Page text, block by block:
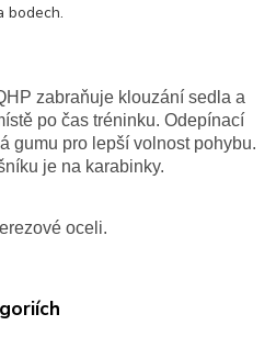
bodech.
zabraňuje klouzání sedla a
po čas tréninku. Odepínací
gumu pro lepší volnost pohybu.
je na karabinky.
oceli.